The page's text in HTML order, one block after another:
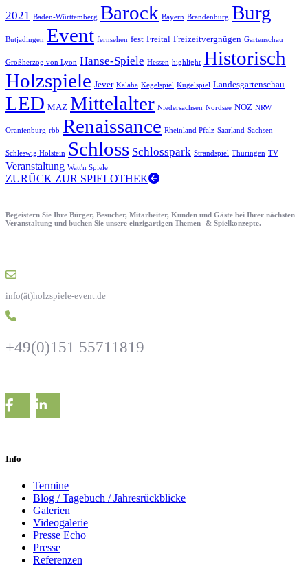
2021 Baden-Württemberg Barock Bayern Brandenburg Burg
Butjadingen Event fernsehen fest Freital Freizeitvergnügen Gartenschau
Großherzog von Lyon Hanse-Spiele Hessen highlight Historisch
Holzspiele Jever Kalaha Kegelspiel Kugelspiel Landesgartenschau
LED MAZ Mittelalter Niedersachsen Nordsee NOZ NRW
Oranienburg rbb Renaissance Rheinland Pfalz Saarland Sachsen
Schleswig Holstein Schloss Schlosspark Strandspiel Thüringen TV
Veranstaltung Watt'n Spiele
ZURÜCK ZUR SPIELOTHEK
Begeistern Sie Ihre Bürger, Besucher, Mitarbeiter, Kunden und Gäste bei Ihrer nächsten
Veranstaltung und buchen Sie unsere einzigartigen Themen- & Spielkonzepte.
info(ät)holzspiele-event.de
+49(0)151 55711819
Info
Termine
Blog / Tagebuch / Jahresrückblicke
Galerien
Videogalerie
Presse Echo
Presse
Referenzen